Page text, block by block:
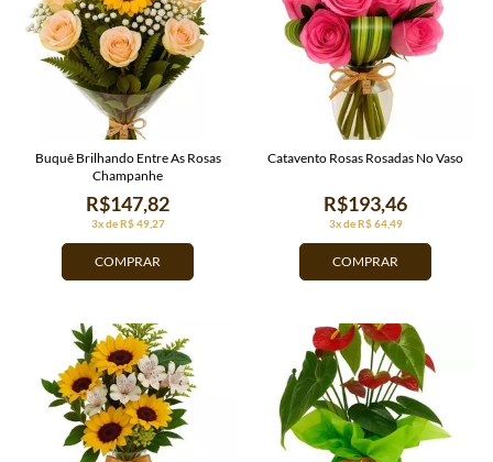
COMPRAR
3x de R$ 49,27
R$147,82
Buquê Brilhando Entre As Rosas
Champanhe
COMPRAR
3x de R$ 64,49
R$193,46
Catavento Rosas Rosadas No Vaso